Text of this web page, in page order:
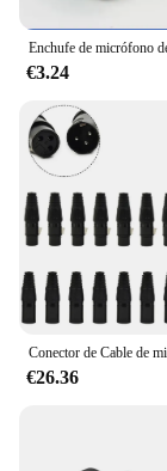
€3.24
€26.36